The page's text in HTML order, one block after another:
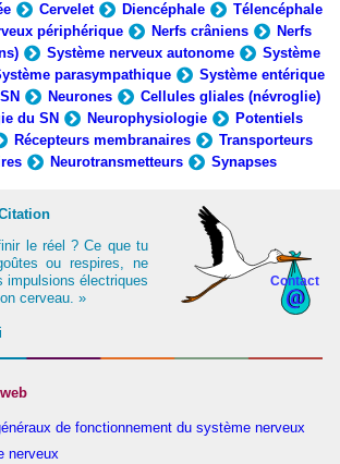
Cervelet Diencéphale
Télencéphale
périphérique
Nerfs crâniens
Nerfs
Système nerveux autonome
Système
parasympathique
Système entérique
Neurones
Cellules gliales (névroglie)
du SN
Neurophysiologie
Potentiels
Récepteurs membranaires
Transporteurs
Neurotransmetteurs Synapses
Contact
le réel ? Ce que tu
ou respires, ne
impulsions électriques
cerveau. »
de fonctionnement du système nerveux
nerveux